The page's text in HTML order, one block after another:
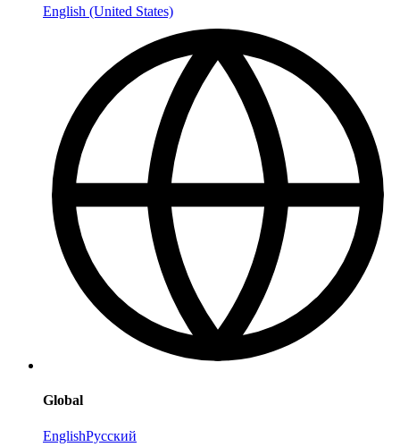
English (United States)
Global
EnglishРусский